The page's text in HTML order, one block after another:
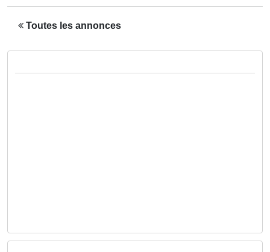
Toutes les annonces